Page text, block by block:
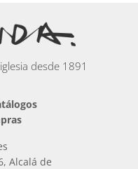
desde 1891
Alcalá de